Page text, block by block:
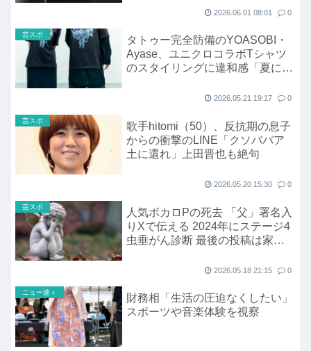
2026.06.01 08:01 0
芸スポ
タトゥー完全防備のYOASOBI・
Ayase、ユニクロコラボTシャツ
のスタイリングに違和感「夏にこ
2026.05.21 19:17 0
芸スポ
歌手hitomi（50）、反抗期の息子
からの衝撃のLINE「クソババア
土に還れ」上田晋也も絶句
2026.05.20 15:30 0
芸スポ
人気ボカロPの死去 「父」署名入
りXで伝える 2024年にステージ4
虫垂がん診断 最後の投稿は家族
2026.05.18 21:15 0
ニュー速＋
財務相「生活の圧迫なくしたい」
スポーツや音楽体験を視察